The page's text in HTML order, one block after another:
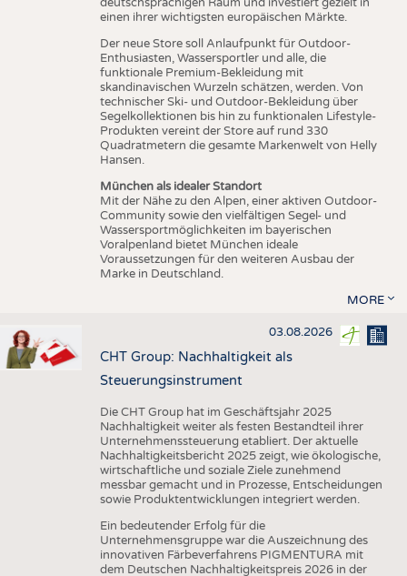
einen ihrer wichtigsten europäischen Märkte.
Der neue Store soll Anlaufpunkt für Outdoor-
Enthusiasten, Wassersportler und alle, die
funktionale Premium-Bekleidung mit
skandinavischen Wurzeln schätzen, werden. Von
technischer Ski- und Outdoor-Bekleidung über
Segelkollektionen bis hin zu funktionalen Lifestyle-
Produkten vereint der Store auf rund 330
Quadratmetern die gesamte Markenwelt von Helly
Hansen.
München als idealer Standort
Mit der Nähe zu den Alpen, einer aktiven Outdoor-
Community sowie den vielfältigen Segel- und
Wassersportmöglichkeiten im bayerischen
Voralpenland bietet München ideale
Voraussetzungen für den weiteren Ausbau der
Marke in Deutschland.
MORE
03.08.2026
CHT Group: Nachhaltigkeit als
Steuerungsinstrument
Die CHT Group hat im Geschäftsjahr 2025
Nachhaltigkeit weiter als festen Bestandteil ihrer
Unternehmenssteuerung etabliert. Der aktuelle
Nachhaltigkeitsbericht 2025 zeigt, wie ökologische,
wirtschaftliche und soziale Ziele zunehmend
messbar gemacht und in Prozesse, Entscheidungen
sowie Produktentwicklungen integriert werden.
Ein bedeutender Erfolg für die
Unternehmensgruppe war die Auszeichnung des
innovativen Färbeverfahrens PIGMENTURA mit
dem Deutschen Nachhaltigkeitspreis 2026 in der